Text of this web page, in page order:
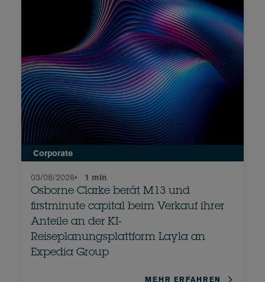
Corporate
Osborne Clarke berät M13 und
firstminute capital beim Verkauf ihrer
Anteile an der KI-
Reiseplanungsplattform Layla an
Expedia Group
03/08/2026• 1 min
MEHR ERFAHREN